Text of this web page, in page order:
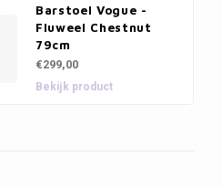
Barstoel Vogue -
Fluweel Chestnut
79cm
€299,00
Bekijk product